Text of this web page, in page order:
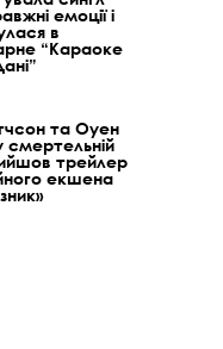
емоції і
в
“Караоке
та Оуен
смертельній
трейлер
екшена